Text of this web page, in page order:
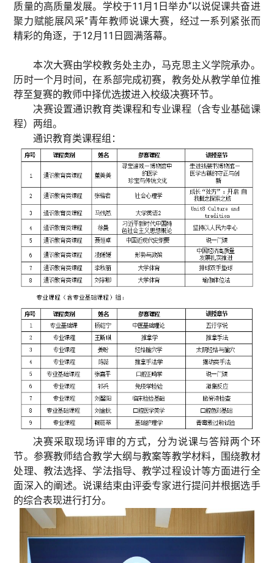
质量的高质量发展。学校于11月1日举办“以说促课共奋进
聚力赋能展风采”青年教师说课大赛，经过一系列紧张而
精彩的角逐，于12月11日圆满落幕。
本次大赛由学校教务处主办，马克思主义学院承办。
历时一个月时间，在系部完成初赛，教务处从教学单位推
荐至复赛的教师中择优选拔进入校级决赛环节。
决赛设置通识教育类课程和专业课程（含专业基础课
程）两组。
通识教育类课程组：
决赛采取现场评审的方式，分为说课与答辩两个环
节。参赛教师结合教学大纲与教案等教学材料，围绕教材
处理、教法选择、学法指导、教学过程设计等方面进行全
面深入的阐述。说课结束由评委专家进行提问并根据选手
的综合表现进行打分。